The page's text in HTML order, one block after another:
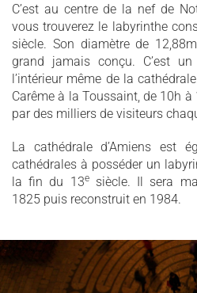
C’est au centre de la nef de
vous trouverez le labyrinthe
siècle. Son diamètre de
grand jamais conçu. C’est
l’intérieur même de la
Carême à la Toussaint, de 10h
par des milliers de visiteurs
La cathédrale d’Amiens est
cathédrales à posséder un
la fin du 13esiècle. Il sera
1825 puis reconstruit en 1984.